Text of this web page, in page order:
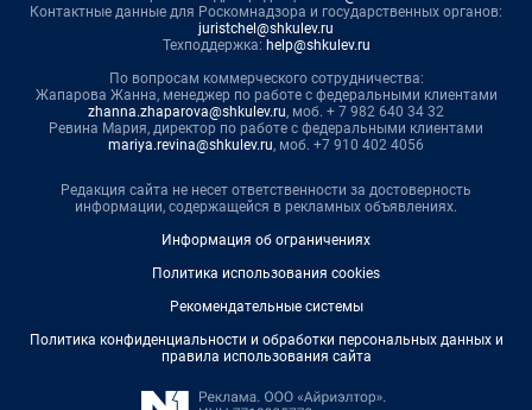
Контактные данные для Роскомнадзора и государственных органов:
juristchel@shkulev.ru
Техподдержка: help@shkulev.ru
По вопросам коммерческого сотрудничества:
Жапарова Жанна, менеджер по работе с федеральными клиентами
zhanna.zhaparova@shkulev.ru, моб. + 7 982 640 34 32
Ревина Мария, директор по работе с федеральными клиентами
mariya.revina@shkulev.ru, моб. +7 910 402 4056
Редакция сайта не несет ответственности за достоверность
информации, содержащейся в рекламных объявлениях.
Информация об ограничениях
Политика использования cookies
Рекомендательные системы
Политика конфиденциальности и обработки персональных данных и
правила использования сайта